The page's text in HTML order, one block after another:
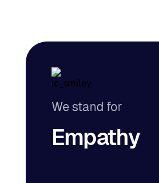
We stand for
Empathy